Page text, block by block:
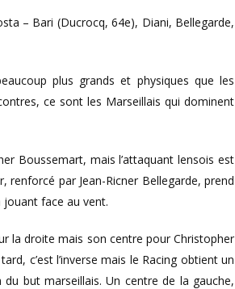
– Bari (Ducrocq, 64e), Diani, Bellegarde,
plus grands et physiques que les
ce sont les Marseillais qui dominent
Boussemart, mais l’attaquant lensois est
renforcé par Jean-Ricner Bellegarde, prend
face au vent.
la droite mais son centre pour Christopher
c’est l’inverse mais le Racing obtient un
but marseillais. Un centre de la gauche,